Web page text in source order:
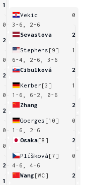
1
0
2
0
2
0
2
0
0
2
1
Vekic
0
3-6, 2-6
Sevastova
2
Stephens [9]
1
6-4, 2-6, 3-6
Cibulková
2
Kerber[3]
1
1-6, 6-2, 0-6
Zhang
2
Goerges [10]
0
1-6, 2-6
Osaka[8] 2
Plíšková [7]
0
4-6, 4-6
Wang [WC] 2